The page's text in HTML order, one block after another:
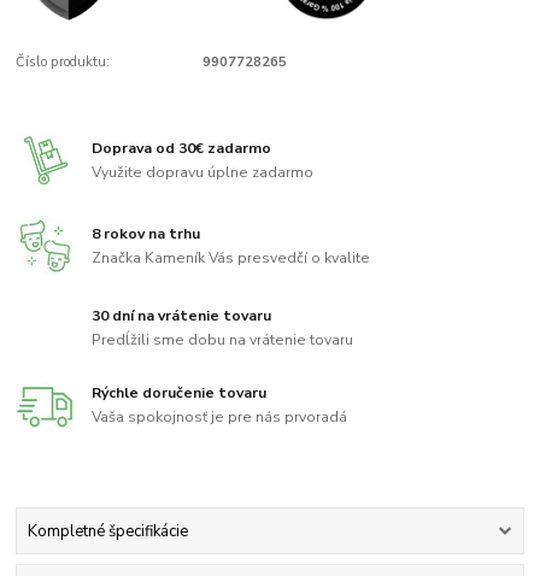
Číslo produktu: 9907728265
Doprava od 30€ zadarmo
Využite dopravu úplne zadarmo
8 rokov na trhu
Značka Kameník Vás presvedčí o kvalite
30 dní na vrátenie tovaru
Predĺžili sme dobu na vrátenie tovaru
Rýchle doručenie tovaru
Vaša spokojnosť je pre nás prvoradá
Kompletné špecifikácie